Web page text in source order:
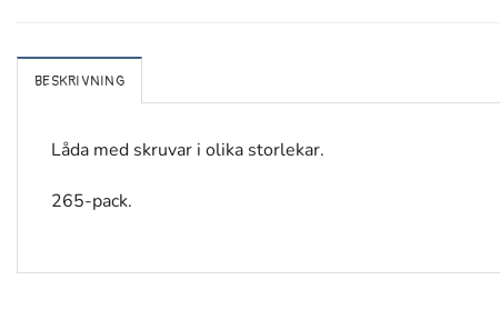
BESKRIVNING
Låda med skruvar i olika storlekar.
265-pack.